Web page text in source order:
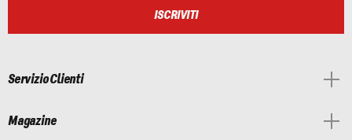
ISCRIVITI
Servizio Clienti
Magazine